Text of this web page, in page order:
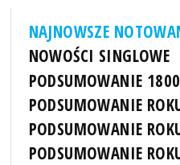
NAJNOWSZE
NOWOŚCI SINGLOWE
PODSUMOWANIE
PODSUMOWANIE
PODSUMOWANIE
PODSUMOWANIE